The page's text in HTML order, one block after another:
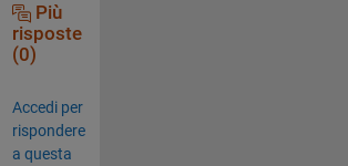
Più
risposte
(0)
Accedi per
rispondere
a questa